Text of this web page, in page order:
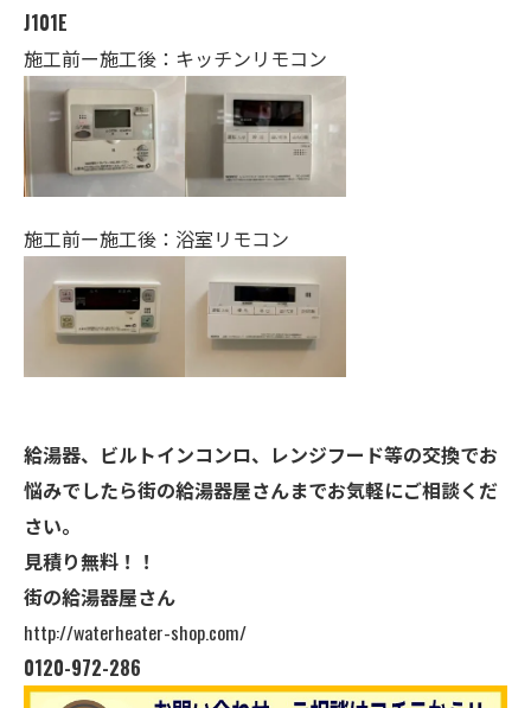
J101E
施工前ー施工後：キッチンリモコン
施工前ー施工後：浴室リモコン
給湯器、ビルトインコンロ、レンジフード等の交換でお
悩みでしたら街の給湯器屋さんまでお気軽にご相談くだ
さい。
見積り無料！！
街の給湯器屋さん
http://waterheater-shop.com/
0120-972-286